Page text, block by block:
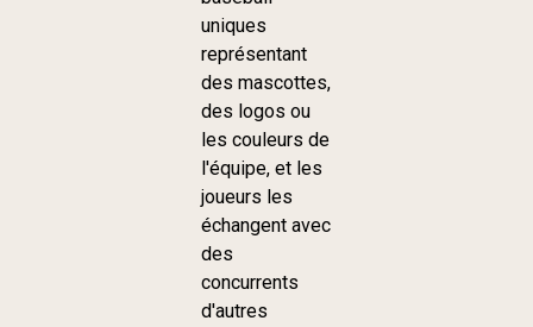
uniques
représentant
des mascottes,
des logos ou
les couleurs de
l'équipe, et les
joueurs les
échangent avec
des
concurrents
d'autres